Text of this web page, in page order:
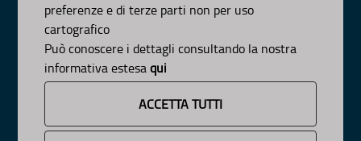
preferenze e di terze parti non per uso
cartografico
Può conoscere i dettagli consultando la nostra
informativa estesaqui
ACCETTA TUTTI
APPROFONDIMENTI
Osservazioni CNAPI
Sviluppo Sostenibile
Decarbonizzazione
Un Pianeta Pulito per Tutti
INFORMAZIONE